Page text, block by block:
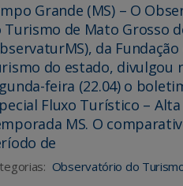
Grande (MS) – O
Turismo de Mato Grosso
da Fundação
do estado, divulgou
feira (22.04) o
Fluxo Turístico – Alta
MS. O
de
Observatório do